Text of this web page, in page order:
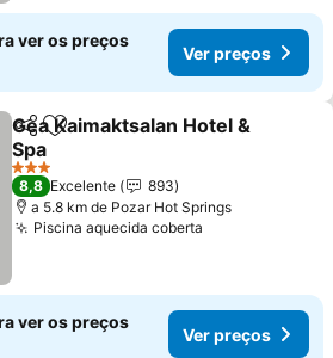
ver os preços
Ver preços
PartilharAdicionar aos favoritos
Gea Kaimaktsalan Hotel &
Spa
Ver preços
3 Estrelas
8,8 Excelente
893
a 5.8 km de Pozar Hot Springs
Piscina aquecida coberta
ver os preços
Ver preços